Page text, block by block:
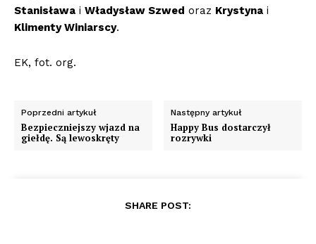
Stanisława i Władysław Szwed oraz Krystyna i
Klimenty Winiarscy.
EK, fot. org.
Poprzedni artykuł
Bezpieczniejszy wjazd na
giełdę. Są lewoskręty
Następny artykuł
Happy Bus dostarczył
rozrywki
SHARE POST: